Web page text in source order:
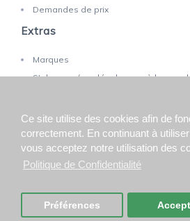
Ce site utilise des cookies afin de
correctement. En continuant à
vous acceptez notre utilisation des
Politique de Confidentialité
Préférences
Demandes de prix
Extras
Marques
S'abonner / se désabonner à la
TECHNOLAB SA © 2025 - Sous réserve